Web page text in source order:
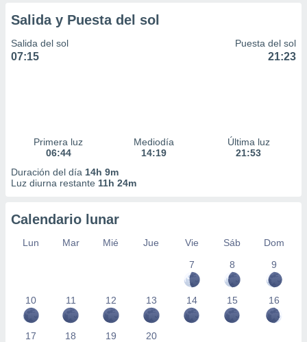
Salida y Puesta del sol
Salida del sol
07:15
Puesta del sol
21:23
Primera luz
06:44
Mediodía
14:19
Última luz
21:53
Duración del día 14h 9m
Luz diurna restante 11h 24m
Calendario lunar
Lun Mar Mié Jue Vie Sáb
Dom
7
8 9
10 11 12 13 14 15 16
17 18 19 20